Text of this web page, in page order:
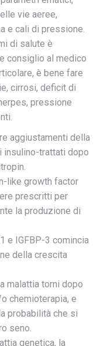
vie aeree,
e cali di pressione.
di salute è
consiglio al medico
è bene fare
cirrosi, deficit di
pressione
aggiustamenti della
insulino-trattati dopo
like growth factor
prescritti per
la produzione di
e IGFBP-3 comincia
della crescita
malattia torni dopo
chemioterapia, e
probabilità che si
seno.
genetica, la